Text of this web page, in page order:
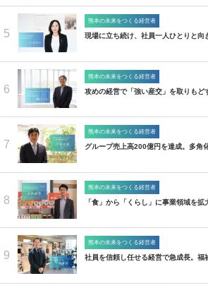
5
熊本の未来をつくる経営者
現場に立ち続け、社員一人ひとりと向
6
熊本の未来をつくる経営者
攻めの経営で「強い産交」を取りもど
7
熊本の未来をつくる経営者
グループ売上高200億円を達成。多角
8
熊本の未来をつくる経営者
「食」から「くらし」に事業領域を
9
熊本の未来をつくる経営者
社員を信頼し任せる経営で急成長。福